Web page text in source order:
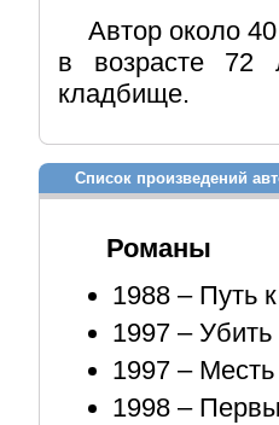
Автор около
в возрасте 72
кладбище.
Список произведений
Романы
1988 – Путь
1997 –
1997 – Месть
1998 –